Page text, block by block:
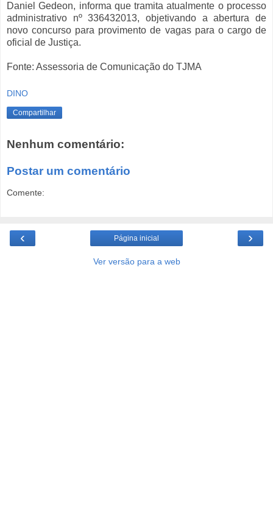
Daniel Gedeon, informa que tramita atualmente o processo
administrativo nº 336432013, objetivando a abertura de
novo concurso para provimento de vagas para o cargo de
oficial de Justiça.
Fonte: Assessoria de Comunicação do TJMA
DINO
Compartilhar
Nenhum comentário:
Postar um comentário
Comente:
‹ ›
Página inicial
Ver versão para a web